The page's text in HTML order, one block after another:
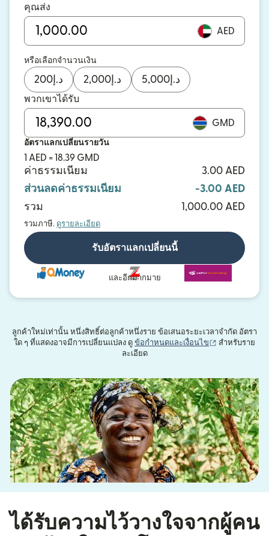
คุณส่ง
AED
หรือเลือกจำนวนเงิน
د.إ 200 د.إ 2,000 د.إ 5,000
พวกเขาได้รับ
GMD
อัตราแลกเปลี่ยนรายวัน
1 AED = 18.39 GMD
ค่าธรรมเนียม
3.00 AED
ส่วนลดค่าธรรมเนียม
-3.00 AED
รวม
1,000.00 AED
รวมภาษี. ดูรายละเอียด
รับอัตราแลกเปลี่ยนนี้
และอีกมากมาย
ลูกค้าใหม่เท่านั้น หนึ่งสิทธิ์ต่อลูกค้าหนึ่งราย ข้อเสนอระยะเวลาจำกัด อัตรา
ใด ๆ ที่แสดงอาจมีการเปลี่ยนแปลง ดู ข้อกำหนดและเงื่อนไข (เปิดในหน้าต่า
สำหรับราย
ละเอียด
ได้รับความไว้วางใจจากผู้คน